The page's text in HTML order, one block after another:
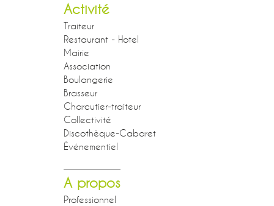
Activité
Traiteur
Restaurant - Hotel
Mairie
Association
Boulangerie
Brasseur
Charcutier-traiteur
Collectivité
Discothèque-Cabaret
Événementiel
A propos
Professionnel